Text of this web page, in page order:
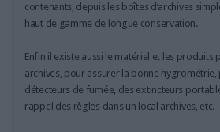
contenants, depuis les boîtes d’archives
haut de gamme de longue conservation.
Enfin il existe aussi le matériel et les produits
archives, pour assurer la bonne hygrométrie,
détecteurs de fumée, des extincteurs
rappel des règles dans un local archives, etc.